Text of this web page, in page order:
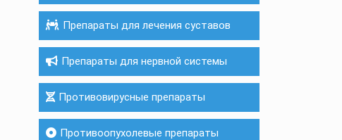
Препараты для лечения суставов
Препараты для нервной системы
Противовирусные препараты
Противоопухолевые препараты